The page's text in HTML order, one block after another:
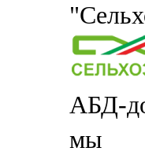
АБД-
мы